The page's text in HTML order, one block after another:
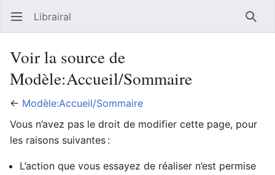
Ouvrir le menu principal Librairal
Voir la source de
Modèle:Accueil/Sommaire
← Modèle:Accueil/Sommaire
Vous n’avez pas le droit de modifier cette page, pour
les raisons suivantes :
L’action que vous essayez de réaliser n’est permise